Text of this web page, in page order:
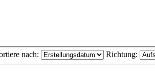
nach: Richtung: